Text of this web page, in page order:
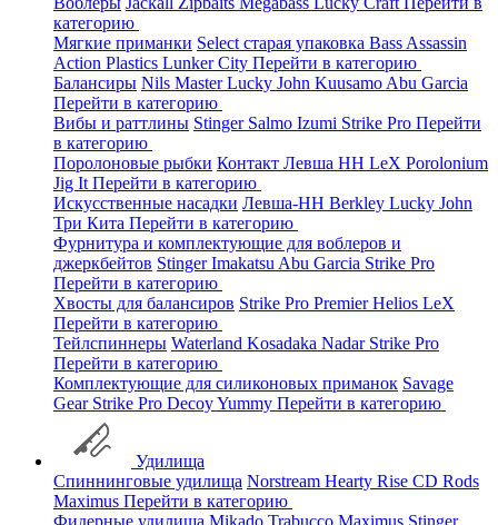
категорию
Мягкие приманки Select старая упаковка Bass Assassin
Action Plastics Lunker City Перейти в категорию
Балансиры Nils MasterLucky John Kuusamo Abu Garcia
Перейти в категорию
Вибы и раттлины Stinger Salmo Izumi Strike Pro Перейти
в категорию
Поролоновые рыбки Контакт Левша НН LeX Porolonium
Jig It Перейти в категорию
Искусственные насадки Левша-НН Berkley Lucky John
Три Кита Перейти в категорию
Фурнитура и комплектующие для воблеров и
джеркбейтов StingerImakatsu Abu Garcia Strike Pro
Перейти в категорию
Хвосты для балансиров Strike Pro PremierHelios LeX
Перейти в категорию
Тейлспиннеры Waterland Kosadaka Nadar Strike Pro
Перейти в категорию
Комплектующие для силиконовых приманок Savage
Gear Strike Pro DecoyYummy Перейти в категорию
Удилища
Спиннинговые удилища Norstream Hearty Rise CD Rods
Maximus Перейти в категорию
Фидерные удилища Mikado Trabucco Maximus Stinger